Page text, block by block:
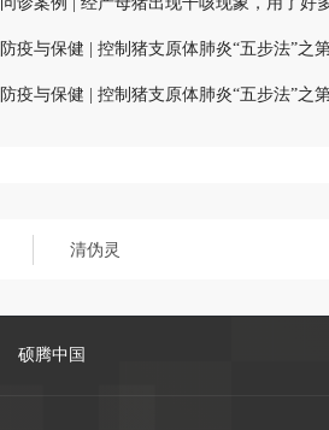
防疫与保健 | 控制猪支原体肺炎“五步法”之
防疫与保健 | 控制猪支原体肺炎“五步法”之
清伪灵
硕腾中国